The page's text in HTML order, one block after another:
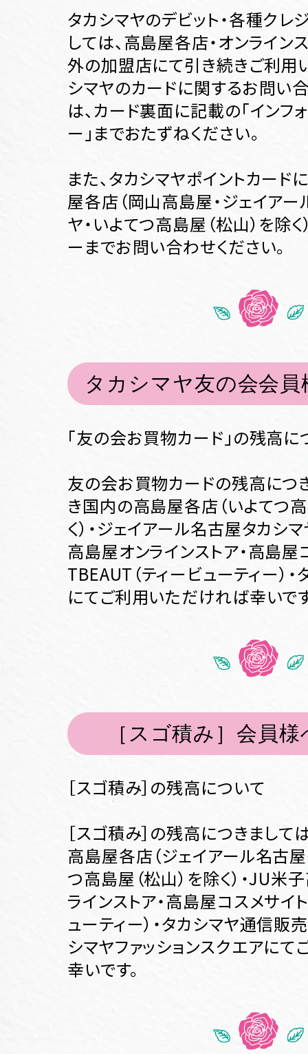
タカシマヤのデビット・各種クレ
しては、高島屋各店・オンライン
外の加盟店にて引き続きご利用
シマヤのカードに関するお問い
は、カード裏面に記載の「インフ
ー」までおたずねください。
また、タカシマヤポイントカード
屋各店（岡山高島屋・ジェイア
ヤ・いよてつ高島屋（松山）を除
ーまでお問い合わせください。
タカシマヤ友の会会
「友の会お買物カード」の残高に
友の会お買物カードの残高につ
き国内の高島屋各店（いよてつ
く）・ジェイアール名古屋タカシ
高島屋オンラインストア・高島屋
TBEAUT（ティービューティー）
にてご利用いただければ幸いで
［スゴ積み］会員
［スゴ積み］の残高について
［スゴ積み］の残高につきまして
高島屋各店（ジェイアール名古
つ高島屋（松山）を除く）・JU米
ラインストア・高島屋コスメサイ
ューティー）・タカシマヤ通信販
シマヤファッションスクエアに
幸いです。